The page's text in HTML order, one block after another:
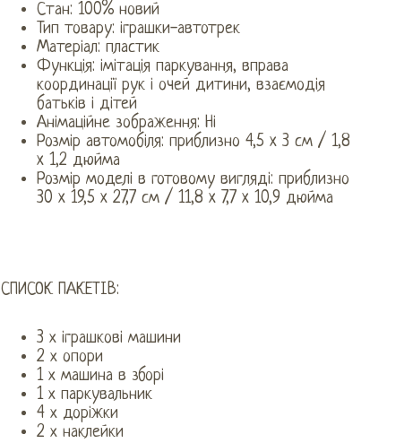
Стан: 100% новий
Тип товару: іграшки-автотрек
Матеріал: пластик
Функція: імітація паркування, вправа
координації рук і очей дитини, взаємодія
батьків і дітей
Анімаційне зображення: Ні
Розмір автомобіля: приблизно 4,5 x 3 см / 1,8
x 1,2 дюйма
Розмір моделі в готовому вигляді: приблизно
30 x 19,5 x 27,7 см / 11,8 x 7,7 x 10,9 дюйма
СПИСОК ПАКЕТІВ:
3 х іграшкові машини
2 х опори
1 х машина в зборі
1 х паркувальник
4 х доріжки
2 х наклейки